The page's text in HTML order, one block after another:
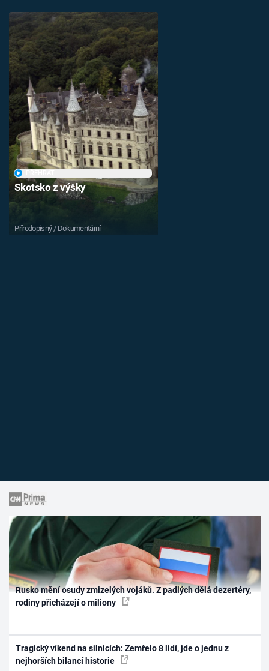
Skotsko z výšky
Přírodopisný / Dokumentární
Rusko mění osudy zmizelých vojáků. Z padlých dělá dezertéry,
rodiny přicházejí o miliony
Tragický víkend na silnicích: Zemřelo 8 lidí, jde o jednu z
nejhorších bilancí historie